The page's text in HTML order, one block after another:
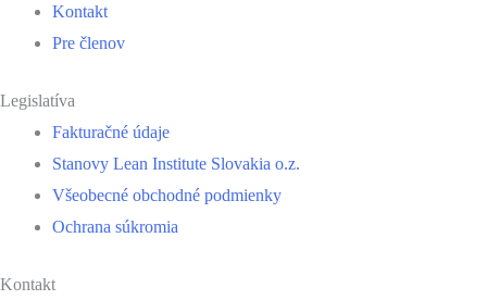
Kontakt
Pre členov
Legislatíva
Fakturačné údaje
Stanovy Lean Institute Slovakia o.z.
Všeobecné obchodné podmienky
Ochrana súkromia
Kontakt